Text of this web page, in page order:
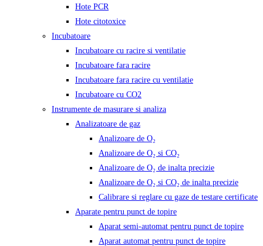
Hote PCR
Hote citotoxice
Incubatoare
Incubatoare cu racire si ventilatie
Incubatoare fara racire
Incubatoare fara racire cu ventilatie
Incubatoare cu CO2
Instrumente de masurare si analiza
Analizatoare de gaz
Analizoare de O₂
Analizoare de O₂ si CO₂
Analizoare de O₂ de inalta precizie
Analizoare de O₂ si CO₂ de inalta precizie
Calibrare si reglare cu gaze de testare certificate
Aparate pentru punct de topire
Aparat semi-automat pentru punct de topire
Aparat automat pentru punct de topire